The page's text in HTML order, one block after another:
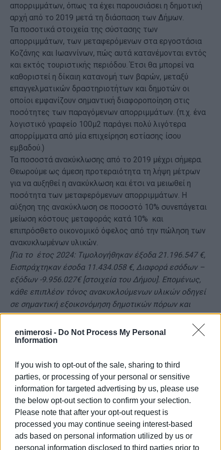
enimerosi - Do Not Process My Personal
Information
If you wish to opt-out of the sale, sharing to third
parties, or processing of your personal or sensitive
information for targeted advertising by us, please use
the below opt-out section to confirm your selection.
Please note that after your opt-out request is
processed you may continue seeing interest-based
ads based on personal information utilized by us or
personal information disclosed to third parties prior to
απορριμμάτων, όπως τα έχει παρουσιάσει η δημοτική
αρχή από το 2019 μετά τη διάσπαση των Δήμων.
Τα ποσοτικά στοιχεία της σύστασης των
απορριμμάτων, των μεταφερόμενων στα εργοστάσια
Κοζάνης και Ιωαννίνων, πώς αυτά κατανέμονται εντός
και εκτός τουριστικής περιόδου. Έτσι θα μπορεί να
καθοριστεί η δίκαιη κατανομή των βαρών, μεταξύ
επαγγελματικών δραστηριοτήτων και δημοτών οι
οποίοι εμφανίζουν σημαντική διαφοροποίηση στις
ποσότητες των παραγόμενων απορριμμάτων. (π.χ. ένα
λογιστικό γραφείο 100μ2 παράγει πολύ λιγότερα
απορρίμματα από μία επιχείρηση εστίασης ίσου
εμβαδού.)
Τα ποσοστά ανακύκλωσης από το 2019 μέχρι σήμερα.
Θεωρούμε ως άμεση προτεραιότητα τη λήψη μέτρων
για να αυξηθεί η ανακύκλωση και έτσι να μειωθεί η
ποσότητα των μεταφερόμενων απορριμμάτων. Η
αύξηση της ανακύκλωση σε ποσοστό 10% συνεπάγεται
μείωση κόστους μεταφοράς κατά 10% και
επιπρόσθετο οικονομικό όφελος από την πώληση των
ανακυκλωμένων υλικών.
[Για το έτος 2024: Τιμολογήθηκαν έξοδα 21.196.547 €,
Εισπράχτηκαν έσοδα 11.434.058 €, Διαφορά εσόδων –
εξόδων -9.956.027€ [στοιχεία του Δήμου]. Επομένως,
κάθε επιπλέον τόνος ανακυκλούμενων υλικών οδηγεί
σε σημαντική εξοικονόμηση δημοτικών πόρων και
μείωση της παραπάνω διαφοράς.]
Πέραν αυτών, ως δημότεςδεν έχουμε πειστεί
που προέρχονται από άλλες πηγές όπως η αξιοποίηση
της περιουσίας του, η συστηματική είσπραξη τελών για
τους χώρους που διαθέτει στα καταστήματα (πχ.
τραπεζοκαθίσματα), πρόστιμα παραβάσεων, κ.λπ.
ότι αξιοποιούνται τα εθνικά ή τα ευρωπαϊκά
χρηματοδοτικά προγράμματα,
και τέλος